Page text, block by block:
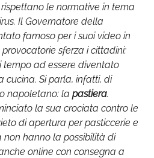
le normative in tema
Il Governatore della
famoso per i suoi video in
sferza i cittadini:
tempo ad essere diventato
Si parla, infatti, di
napoletano: la pastiera.
la sua crociata contro le
di apertura per pasticcerie e
non hanno la possibilità di
online con consegna a